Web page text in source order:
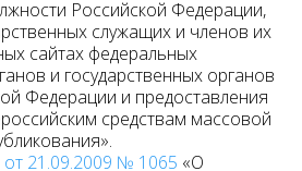
Российской Федерации,
служащих и членов их
сайтах федеральных
и государственных органов
Федерации и предоставления
средствам массовой
21.09.2009 № 1065 «О